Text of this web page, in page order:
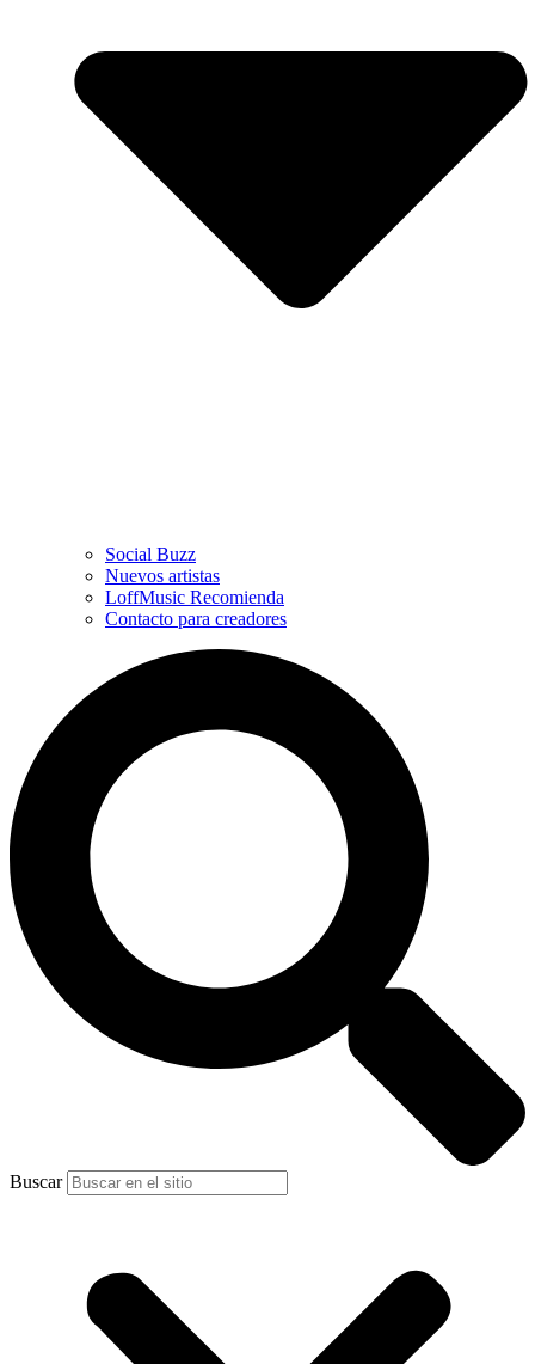
Social Buzz
Nuevos artistas
LoffMusic Recomienda
Contacto para creadores
Buscar